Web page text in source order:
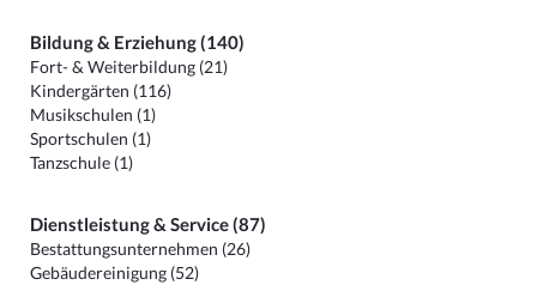
Bildung & Erziehung (140)
Fort- & Weiterbildung (21)
Kindergärten (116)
Musikschulen (1)
Sportschulen (1)
Tanzschule (1)
Dienstleistung & Service (87)
Bestattungsunternehmen (26)
Gebäudereinigung (52)